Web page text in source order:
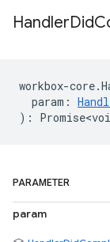
HandlerDid
workbox-core.
param :
) :
PARAMETER
param